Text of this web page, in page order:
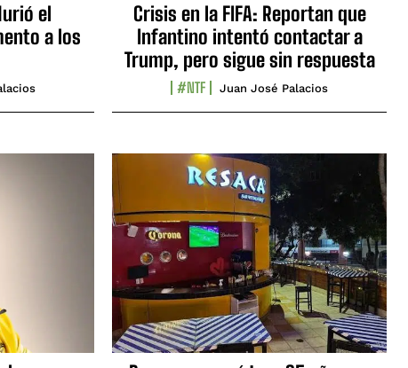
el
a los
Crisis en la FIFA: Reportan que
Infantino intentó contactar a
Trump, pero sigue sin respuesta
#NTF Juan José Palacios